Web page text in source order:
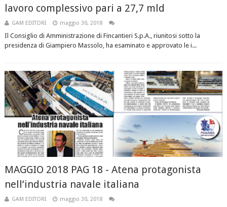
lavoro complessivo pari a 27,7 mld
GAM EDITORI maggio 30, 2018
Il Consiglio di Amministrazione di Fincantieri S.p.A., riunitosi sotto la
presidenza di Giampiero Massolo, ha esaminato e approvato le i...
MAGGIO 2018 PAG 18 - Atena protagonista
nell’industria navale italiana
GAM EDITORI maggio 30, 2018